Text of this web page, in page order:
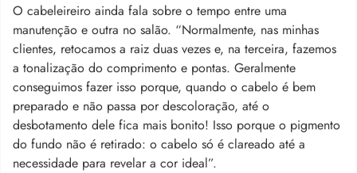
O cabeleireiro ainda fala sobre o tempo entre uma
manutenção e outra no salão. “Normalmente, nas minhas
clientes, retocamos a raiz duas vezes e, na terceira, fazemos
a tonalização do comprimento e pontas. Geralmente
conseguimos fazer isso porque, quando o cabelo é bem
preparado e não passa por descoloração, até o
desbotamento dele fica mais bonito! Isso porque o pigmento
do fundo não é retirado: o cabelo só é clareado até a
necessidade para revelar a cor ideal”.